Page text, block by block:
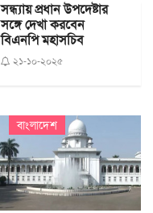
সন্ধ্যায় প্রধান উপদেষ্টার
সঙ্গে দেখা করবেন
বিএনপি মহাসচিব
২১-১০-২০২৫
বাংলাদেশ